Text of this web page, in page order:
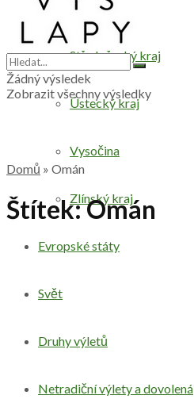
Praha
Středočeský kraj
Ústecký kraj
Vysočina
Zlínský kraj
Evropské státy
Svět
Druhy výletů
Netradiční výlety a dovolená
Žádný výsledek
Zobrazit všechny výsledky
Domů » Omán
Štítek:Omán